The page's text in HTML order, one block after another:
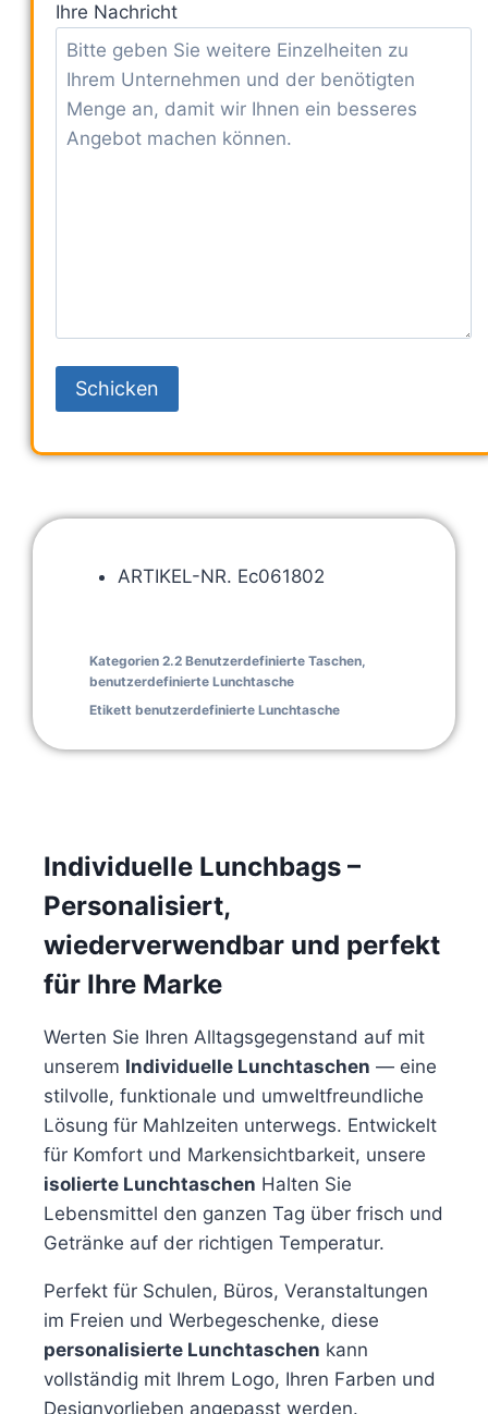
Ihre Nachricht
ARTIKEL-NR. Ec061802
Kategorien 2.2 Benutzerdefinierte Taschen,
benutzerdefinierte Lunchtasche
Etikett benutzerdefinierte Lunchtasche
Individuelle Lunchbags –
Personalisiert,
wiederverwendbar und perfekt
für Ihre Marke
Werten Sie Ihren Alltagsgegenstand auf mit
unserem Individuelle Lunchtaschen — eine
stilvolle, funktionale und umweltfreundliche
Lösung für Mahlzeiten unterwegs. Entwickelt
für Komfort und Markensichtbarkeit, unsere
isolierte Lunchtaschen Halten Sie
Lebensmittel den ganzen Tag über frisch und
Getränke auf der richtigen Temperatur.
Perfekt für Schulen, Büros, Veranstaltungen
im Freien und Werbegeschenke, diese
personalisierte Lunchtaschen kann
vollständig mit Ihrem Logo, Ihren Farben und
Designvorlieben angepasst werden.